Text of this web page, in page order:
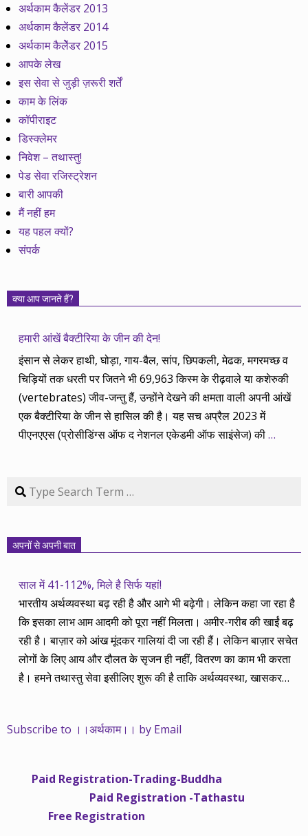
अर्थकाम कैलेंडर 2013
अर्थकाम कैलेंडर 2014
अर्थकाम कैलेेंडर 2015
आपके लेख
इस सेवा से जुड़ी ज़रूरी शर्तें
काम के लिंक
कॉपीराइट
डिस्क्लेमर
निवेश – तथास्तु!
पेड सेवा रजिस्ट्रेशन
बारी आपकी
मैं नहीं हम
यह पहल क्यों?
संपर्क
क्या आप जानते हैं?
हमारी आंखें बैक्टीरिया के जीन की देन!
इंसान से लेकर हाथी, घोड़ा, गाय-बैल, सांप, छिपकली, मेढक, मगरमच्छ व
चिड़ियों तक धरती पर जितने भी 69,963 किस्म के रीढ़वाले या कशेरुकी
(vertebrates) जीव-जन्तु हैं, उन्होंने देखने की क्षमता वाली अपनी आंखें
एक बैक्टीरिया के जीन से हासिल की है। यह सच अप्रैल 2023 में
पीएनएएस (प्रोसीडिंग्स ऑफ द नेशनल एकेडमी ऑफ साइंसेज) की…
Search
अपनों से अपनी बात
साल में 41-112%, मिले है सिर्फ यहां!
भारतीय अर्थव्यवस्था बढ़ रही है और आगे भी बढ़ेगी। लेकिन कहा जा रहा है
कि इसका लाभ आम आदमी को पूरा नहीं मिलता। अमीर-गरीब की खाईं बढ़
रही है। बाज़ार को आंख मूंदकर गालियां दी जा रही हैं। लेकिन बाज़ार सचेत
लोगों के लिए आय और दौलत के सृजन ही नहीं, वितरण का काम भी करता
है। हमने तथास्तु सेवा इसीलिए शुरू की है ताकि अर्थव्यवस्था, खासकर
महंगाई की दर 10 प्रतिशत से ऊपर रहती है। वे भागकर जाते हैं सोने और
नहीं आती। खुद उनके कितने काम आएगी, यह भी पक्का नहीं। जो पिछले
साढ़े चार सालों से अर्थकाम से जुड़े हैं, वे हमारी ईमानदारी और सत्यनिष्ठा से
भलीभांति वाकिफ हैं। शुरू में हम भी कच्चे थे तो बाज़ार के उस्तादों के जाल
में फंस गए। गलतियां कीं। लेकिन जैसे ही समझ में आया, खटाक से उनसे
Subscribe to ।।अर्थकाम।। by Email
Paid Registration-Trading-Buddha
Paid Registration -Tathastu
Free Registration